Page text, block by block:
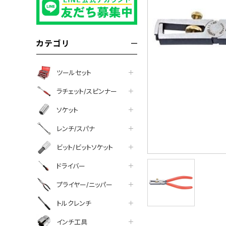
カテゴリ
ツールセット
ラチェット/スピンナー
ソケット
レンチ/スパナ
ビット/ビットソケット
ドライバー
プライヤー/ニッパー
トルクレンチ
インチ工具